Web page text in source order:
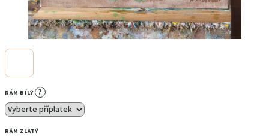
RÁM BÍLÝ ?
RÁM ZLATÝ